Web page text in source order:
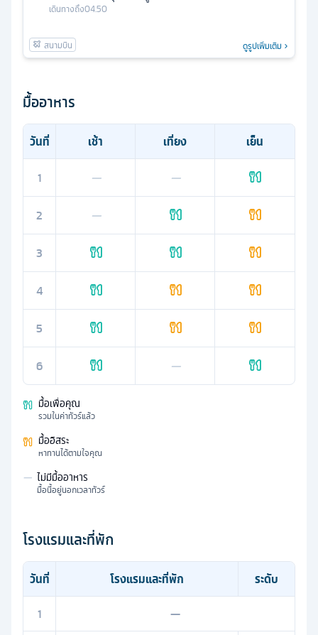
เดินทางถึง04.50
ดูรูปเพิ่มเติม
มื้ออาหาร
วันที่ เช้า เที่ยง
เย็น
1
— —
2 —
3
4
5
6 —
มื้อเพื่อคุณ
รวมในค่าทัวร์แล้ว
มื้ออิสระ
หาทานได้ตามใจคุณ
— ไม่มีมื้ออาหาร
มื้อนี้อยู่นอกเวลาทัวร์
โรงแรมและที่พัก
วันที่ โรงแรมและที่พัก
ระดับ
1
—